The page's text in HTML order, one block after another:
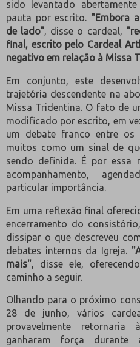
sido levantado
pauta por escrito. "Embora
de lado", disse o cardeal,
final, escrito pelo Cardeal
negativo em relação à Missa
Em conjunto, este
trajetória descendente na
Missa Tridentina. O fato de
modificado por escrito, em
um debate franco entre os
muitos como um sinal de
sendo definida. É por essa
acompanhamento,
particular importância.
Em uma reflexão final
encerramento do
dissipar o que descreveu
debates internos da Igreja.
mais" , disse ele,
caminho a seguir.
Olhando para o próximo
28 de junho, vários
provavelmente
ganharam força durante